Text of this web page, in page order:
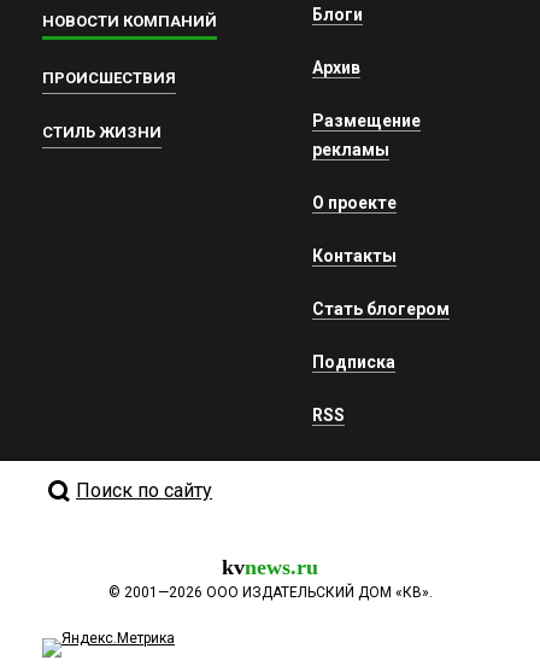
НОВОСТИ КОМПАНИЙ
ПРОИСШЕСТВИЯ
СТИЛЬ ЖИЗНИ
Блоги
Архив
Размещение
рекламы
О проекте
Контакты
Стать блогером
Подписка
RSS
Поиск по сайту
kvnews.ru
© 2001—2026 ООО ИЗДАТЕЛЬСКИЙ ДОМ «КВ».